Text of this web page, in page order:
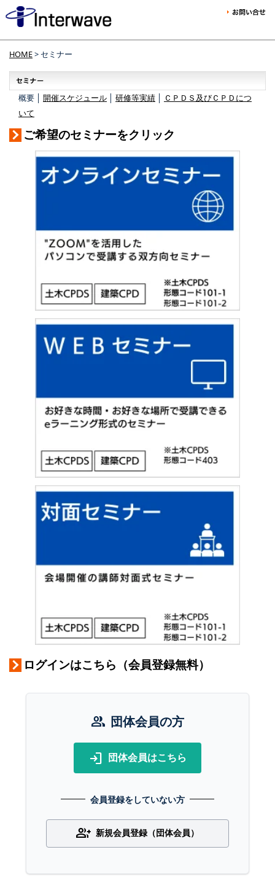
HOME> セミナー
概要 │ 開催スケジュール 研修等実績
ＣＰＤＳ及びＣＰＤにつ
いて
ご希望のセミナーをクリック
ログインはこちら（会員登録無料）
group 団体会員の方
login 団体会員はこちら
会員登録をしていない方
group_add 新規会員登録（団体会員）